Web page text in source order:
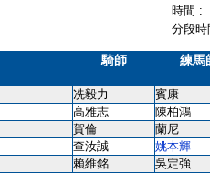
時間 :
分段
騎師 練馬
冼毅力 賓康
高雅志 陳柏鴻
賀倫 蘭尼
查汝誠 姚本輝
賴維銘 吳定強